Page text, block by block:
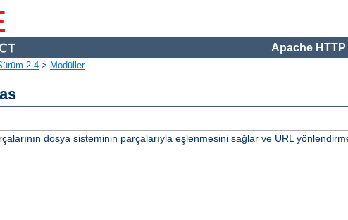
Apache
2.4 > Modüller
dosya sisteminin parçalarıyla eşlenmesini sağlar ve URL